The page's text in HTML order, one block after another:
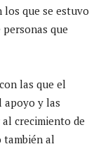
los que se estuvo
que
las que el
apoyo y las
crecimiento de
también al